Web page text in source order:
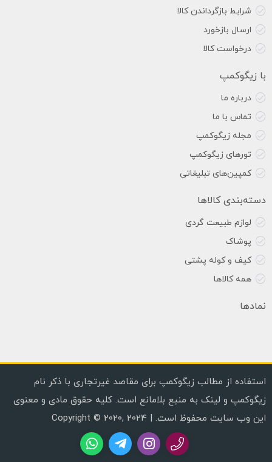
شرایط بازگرداندن کالا
ارسال بازخورد
درخواست کالا
با زیگوکمپ
درباره ما
تماس با ما
مجله زیگوکمپ
تورهای زیگوکمپ
کمپین‌های تبلیغاتی
دسته‌بندی کالاها
لوازم طبیعت گردی
پوشاک
کیف و کوله پشتی
همه کالاها
نمادها
استفاده از مطالب زیگوکمپ برای مقاصد غیرتجاری با ذکر نام
زیگوکمپ و لینک به منبع بلامانع است. کلیه حقوق مادی و معنوی
این وب سایت محفوظ است. | Copyright © 2020, 2024